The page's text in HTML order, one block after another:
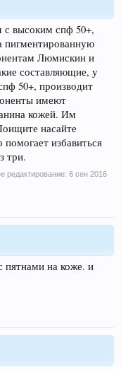
высоким спф 50+,
пигментированную
Люмискин и
составляющие, у
50+, производит
имеют
кожей. Им
насайте
помогает избавиться
три.
редактирование: 6 сен 2016
пятнами на коже. и